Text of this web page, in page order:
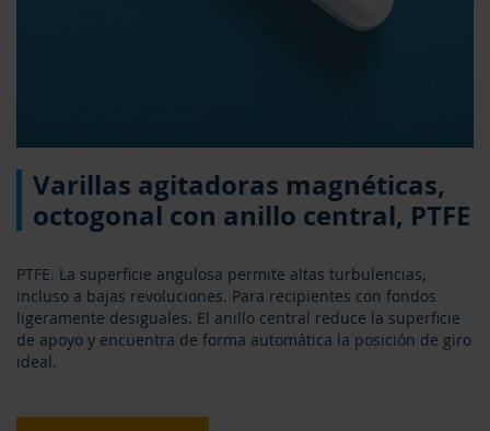
comienzo
galería
de
imágenes
Varillas agitadoras magnéticas,
octogonal con anillo central, PTFE
PTFE. La superficie angulosa permite altas turbulencias,
incluso a bajas revoluciones. Para recipientes con fondos
ligeramente desiguales. El anillo central reduce la superficie
de apoyo y encuentra de forma automática la posición de giro
ideal.